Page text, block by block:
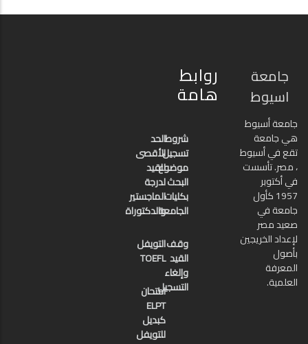
جامعة
اسيوط
جامعة أسيوط
هي جامعة
تقع في أسيوط
، مصر. تأسست
في أكتوبر
1957 كأول
جامعة في
صعيد مصر
لإعداد الخريجين
بأصول
المعرفة
العلمية.
روابط
هامة
شروط
تسجيل
موضوع
البحث
بكليات
الجامعة
الحد
الأقصى
للقيد
لدرجة
الماجستير
والدكتوراة
وقف
القيد
وإلغاء
التسجيل
التويفل
TOEFL
امتحان
ELPT
كبديل
للتويفل